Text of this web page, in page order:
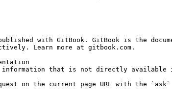
with GitBook. GitBook is the
Learn more at gitbook.com.
that is not directly available
on the current page URL with the